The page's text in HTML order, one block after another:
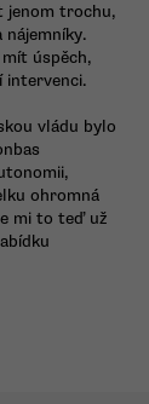
jenom trochu,
úspěch,
intervenci.
vládu bylo
ohromná
mi to teď už